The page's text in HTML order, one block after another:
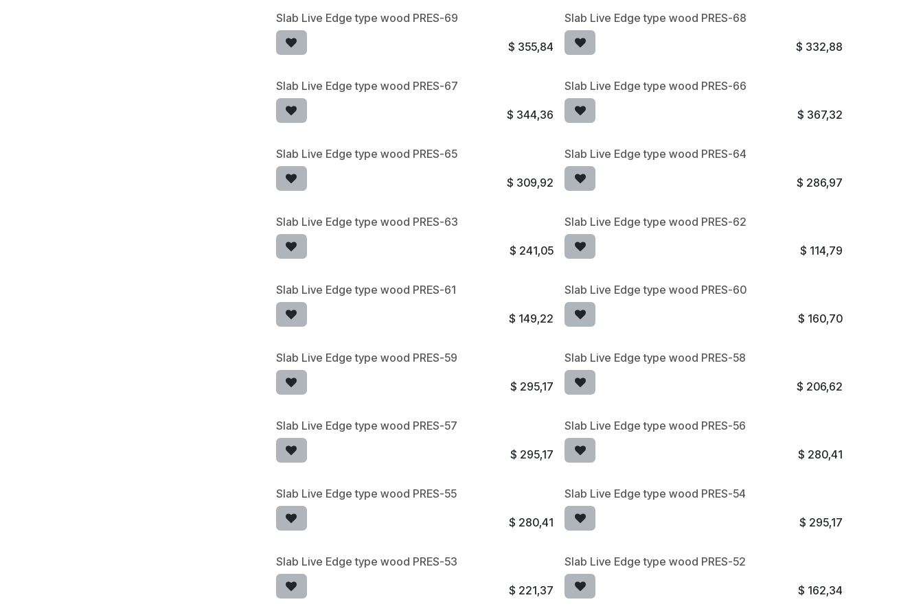
Slab Live Edge type wood PRES-69
$ 355,84
Slab Live Edge type wood PRES-68
$ 332,88
Slab Live Edge type wood PRES-67
$ 344,36
Slab Live Edge type wood PRES-66
$ 367,32
Slab Live Edge type wood PRES-65
$ 309,92
Slab Live Edge type wood PRES-64
$ 286,97
Slab Live Edge type wood PRES-63
$ 241,05
Slab Live Edge type wood PRES-62
$ 114,79
Slab Live Edge type wood PRES-61
$ 149,22
Slab Live Edge type wood PRES-60
$ 160,70
Slab Live Edge type wood PRES-59
$ 295,17
Slab Live Edge type wood PRES-58
$ 206,62
Slab Live Edge type wood PRES-57
$ 295,17
Slab Live Edge type wood PRES-56
$ 280,41
Slab Live Edge type wood PRES-55
$ 280,41
Slab Live Edge type wood PRES-54
$ 295,17
Slab Live Edge type wood PRES-53
$ 221,37
Slab Live Edge type wood PRES-52
$ 162,34